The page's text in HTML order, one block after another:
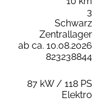
3
Schwarz
Zentrallager
ab ca. 10.08.2026
823238844
87 kW / 118 PS
Elektro